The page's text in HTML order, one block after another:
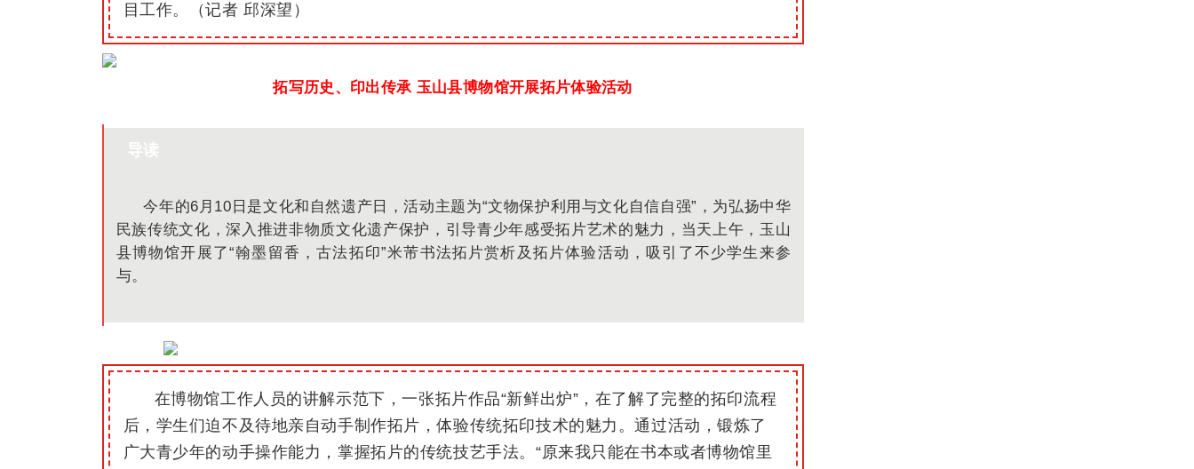
目工作。（记者 邱深望）
拓写历史、印出传承 玉山县博物馆开展拓片体验活动
导读
今年的6月10日是文化和自然遗产日，活动主题为“文物保护利用与文化自信自强”，为弘扬中华
民族传统文化，深入推进非物质文化遗产保护，引导青少年感受拓片艺术的魅力，当天上午，玉山
县博物馆开展了“翰墨留香，古法拓印”米芾书法拓片赏析及拓片体验活动，吸引了不少学生来参
与。
在博物馆工作人员的讲解示范下，一张拓片作品“新鲜出炉”，在了解了完整的拓印流程
后，学生们迫不及待地亲自动手制作拓片，体验传统拓印技术的魅力。通过活动，锻炼了
广大青少年的动手操作能力，掌握拓片的传统技艺手法。 “原来我只能在书本或者博物馆里